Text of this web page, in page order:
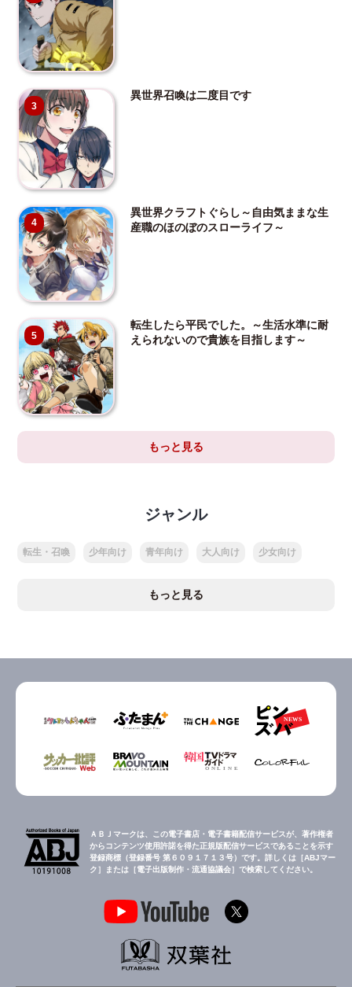
3
異世界召喚は二度目です
4
異世界クラフトぐらし～自由気ままな生
産職のほのぼのスローライフ～
5
転生したら平民でした。～生活水準に耐
えられないので貴族を目指します～
もっと見る
ジャンル
転生・召喚 少年向け 青年向け 大人向け 少女向け
もっと見る
ＡＢＪマークは、この電子書店・電子書籍配信サービスが、著作権者
からコンテンツ使用許諾を得た正規版配信サービスであることを示す
登録商標（登録番号 第６０９１７１３号）です。詳しくは［ABJマー
ク］または［電子出版制作・流通協議会］で検索してください。